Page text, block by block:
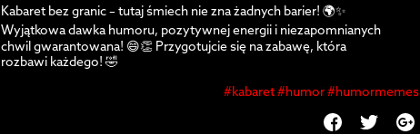
Kabaret bez granic – tutaj śmiech nie zna żadnych barier! 🌍✨
Wyjątkowa dawka humoru, pozytywnej energii i niezapomnianych
chwil gwarantowana! 😄👏 Przygotujcie się na zabawę, która
rozbawi każdego! 🤣
#kabaret #humor #humormemes